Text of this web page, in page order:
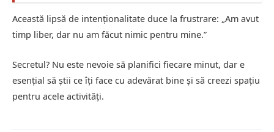
Această lipsă de intenționalitate duce la frustrare: „Am avut
timp liber, dar nu am făcut nimic pentru mine.”
Secretul? Nu este nevoie să planifici fiecare minut, dar e
esențial să știi ce îți face cu adevărat bine și să creezi spațiu
pentru acele activități.